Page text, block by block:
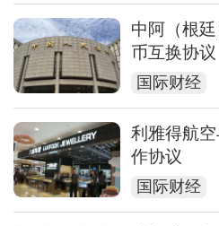
中阿（根
币互换协议
国际财经
利雅得航
作协议
国际财经